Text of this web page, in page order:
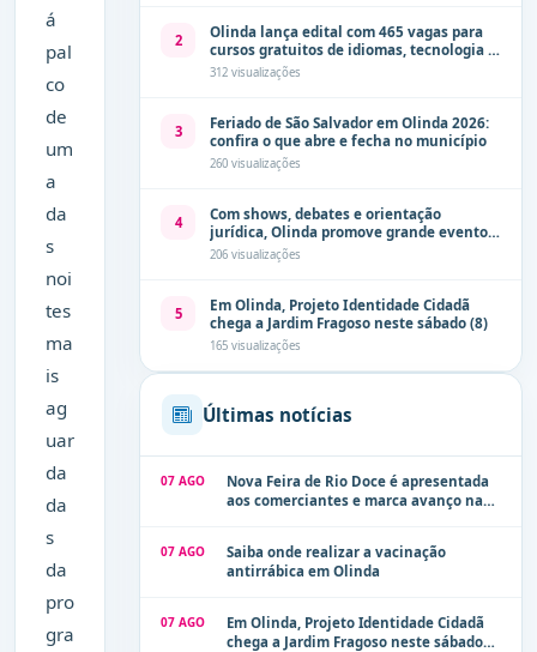
á
pal
co
de
um
a
da
s
noi
tes
ma
is
ag
uar
da
da
s
da
pro
gra
2
Olinda lança edital com 465 vagas para
cursos gratuitos de idiomas, tecnologia e
comunicação
312 visualizações
3
Feriado de São Salvador em Olinda 2026:
confira o que abre e fecha no município
260 visualizações
4
Com shows, debates e orientação
jurídica, Olinda promove grande evento
de combate à violência contra a mulher
neste sábado (8)
206 visualizações
5
Em Olinda, Projeto Identidade Cidadã
chega a Jardim Fragoso neste sábado (8)
165 visualizações
Últimas notícias
07 AGO
Nova Feira de Rio Doce é apresentada
aos comerciantes e marca avanço na
07 AGO
Saiba onde realizar a vacinação
antirrábica em Olinda
07 AGO
Em Olinda, Projeto Identidade Cidadã
chega a Jardim Fragoso neste sábado